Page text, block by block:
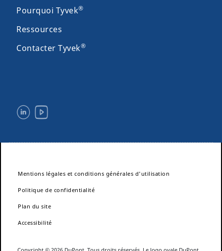
Pourquoi Tyvek®
Ressources
Contacter Tyvek®
Mentions légales et conditions générales d'utilisation
Politique de confidentialité
Plan du site
Accessibilité